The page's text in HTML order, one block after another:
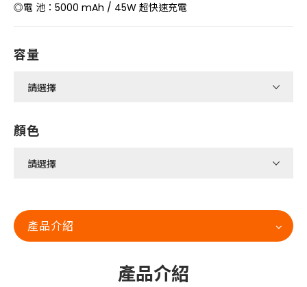
◎電 池：5000 mAh / 45W 超快速充電
容量
顏色
產品介紹
產品介紹